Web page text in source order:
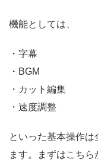
機能としては、
・字幕
・BGM
・カット編集
・速度調整
といった基本操作
ます。まずはこちら